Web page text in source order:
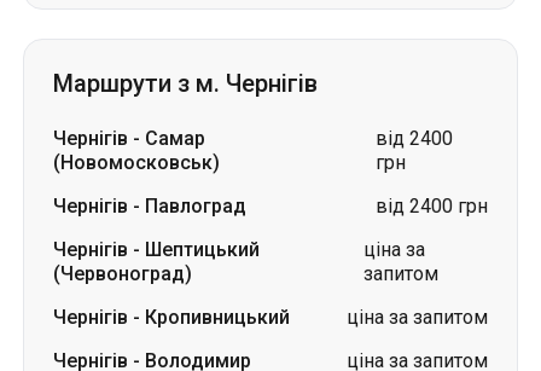
Маршрути з м. Чернігів
Чернігів - Самар
(Новомосковськ)
від 2400
грн
Чернігів - Павлоград
від 2400 грн
Чернігів - Шептицький
(Червоноград)
ціна за
запитом
Чернігів - Кропивницький
ціна за запитом
Чернігів - Володимир
ціна за запитом